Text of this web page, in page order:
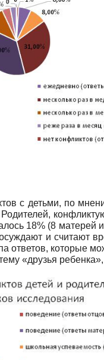
с детьми, по
18% (8 матерей
и считают
ответов, которые
«друзья